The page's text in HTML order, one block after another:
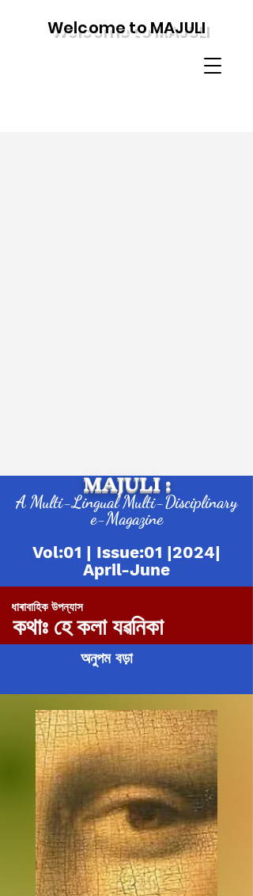
Welcome to MAJULI
MAJULI :
A Multi-Lingual Multi-Disciplinary
e-Magazine
Vol:01 | Issue:01 |2024|
April-June
ধাৰাবাহিক উপন্যাস
কথাঃ হে কলা যৱনিকা
অনুপম বড়া